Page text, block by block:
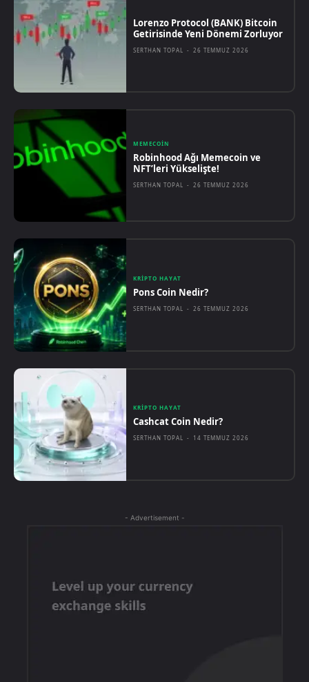
Lorenzo Protocol (BANK) Bitcoin
Getirisinde Yeni Dönemi Zorluyor
SERTHAN TOPAL - 26 TEMMUZ 2026
MEMECOIN
Robinhood Ağı Memecoin ve
NFT’leri Yükselişte!
SERTHAN TOPAL - 26 TEMMUZ 2026
KRIPTO HAYAT
Pons Coin Nedir?
SERTHAN TOPAL - 26 TEMMUZ 2026
KRIPTO HAYAT
Cashcat Coin Nedir?
SERTHAN TOPAL - 14 TEMMUZ 2026
- Advertisement -